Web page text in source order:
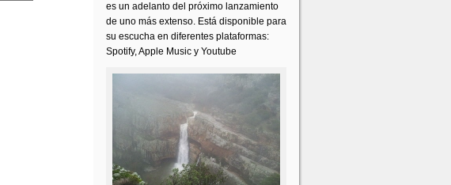
es un adelanto del próximo lanzamiento
de uno más extenso. Está disponible para
su escucha en diferentes plataformas:
Spotify, Apple Music y Youtube